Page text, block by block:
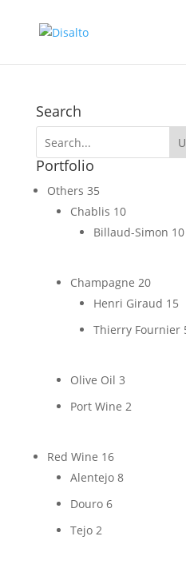
Search
Portfolio
Others 35
Chablis 10
Billaud-Simon 10
Champagne 20
Henri Giraud 15
Thierry Fournier
Olive Oil 3
Port Wine 2
Red Wine 16
Alentejo 8
Douro 6
Tejo 2